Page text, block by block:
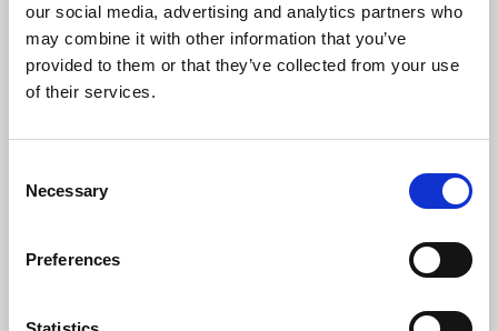
our social media, advertising and analytics partners who
may combine it with other information that you’ve
provided to them or that they’ve collected from your use
of their services.
Selection
Necessary
Preferences
butiker och njut av lugnet. När ni har checkat in på